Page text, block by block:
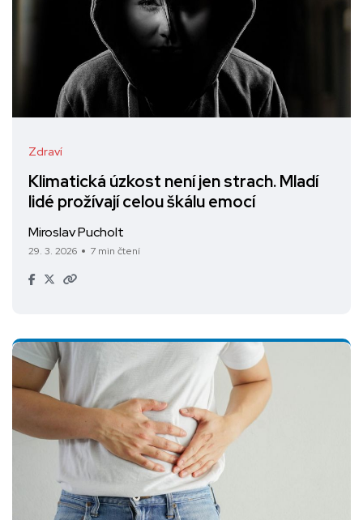
Zdraví
Klimatická úzkost není jen strach. Mladí
lidé prožívají celou škálu emocí
Miroslav Pucholt
29. 3. 2026 7 min čtení